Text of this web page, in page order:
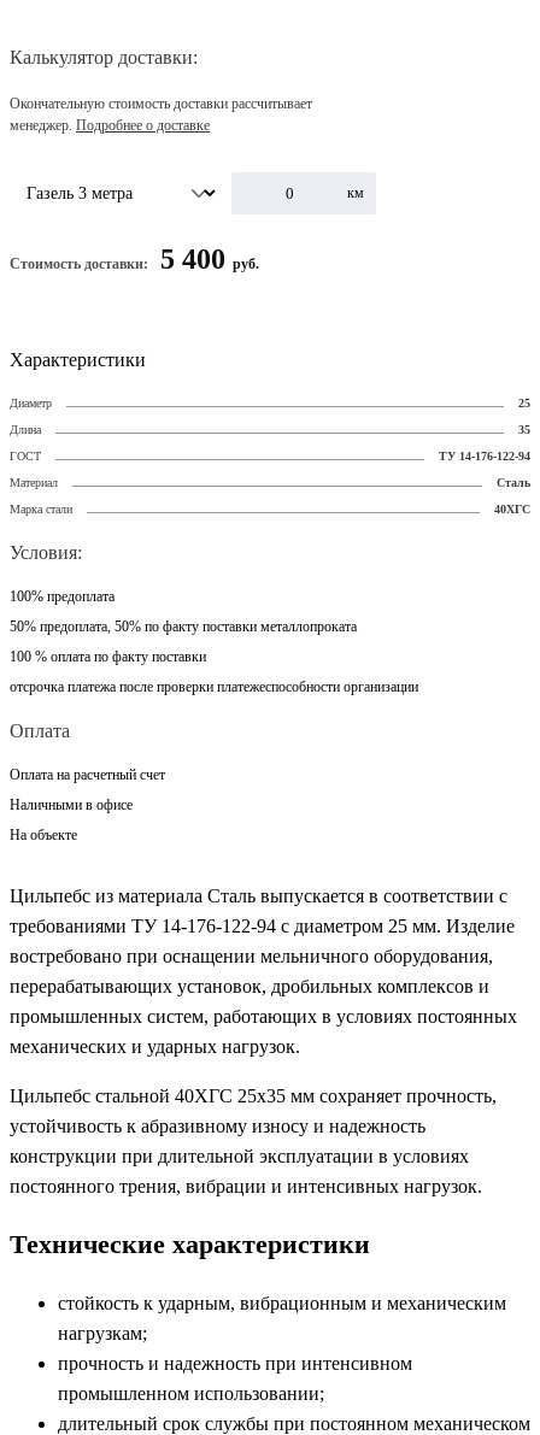
Калькулятор доставки:
Окончательную стоимость доставки рассчитывает
менеджер. Подробнее о доставке
км
Стоимость доставки: 5 400 руб.
Характеристики
Диаметр
25
Длина
35
ГОСТ
ТУ 14-176-122-94
Материал
Сталь
Марка стали
40ХГС
Условия:
100% предоплата
50% предоплата, 50% по факту поставки металлопроката
100 % оплата по факту поставки
отсрочка платежа после проверки платежеспособности организации
Оплата
Оплата на расчетный счет
Наличными в офисе
На объекте
Цильпебс из материала Сталь выпускается в соответствии с
требованиями ТУ 14-176-122-94 с диаметром 25 мм. Изделие
востребовано при оснащении мельничного оборудования,
перерабатывающих установок, дробильных комплексов и
промышленных систем, работающих в условиях постоянных
механических и ударных нагрузок.
Цильпебс стальной 40ХГС 25х35 мм сохраняет прочность,
устойчивость к абразивному износу и надежность
конструкции при длительной эксплуатации в условиях
постоянного трения, вибрации и интенсивных нагрузок.
Технические характеристики
стойкость к ударным, вибрационным и механическим
нагрузкам;
прочность и надежность при интенсивном
промышленном использовании;
длительный срок службы при постоянном механическом